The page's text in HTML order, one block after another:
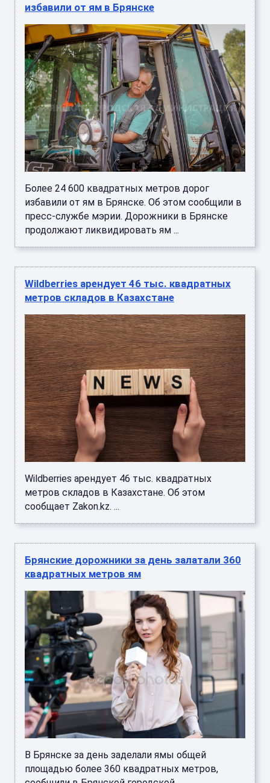
избавили от ям в Брянске
Более 24 600 квадратных метров дорог
избавили от ям в Брянске. Об этом сообщили в
пресс-службе мэрии. Дорожники в Брянске
продолжают ликвидировать ям ...
Wildberries арендует 46 тыс. квадратных
метров складов в Казахстане
Wildberries арендует 46 тыс. квадратных
метров складов в Казахстане. Об этом
сообщает Zakon.kz. ...
Брянские дорожники за день залатали 360
квадратных метров ям
В Брянске за день заделали ямы общей
площадью более 360 квадратных метров,